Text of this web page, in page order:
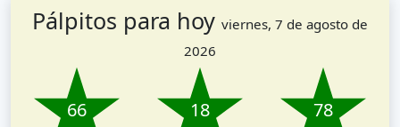
Pálpitos para hoy viernes, 7 de agosto de
2026
66 18 78